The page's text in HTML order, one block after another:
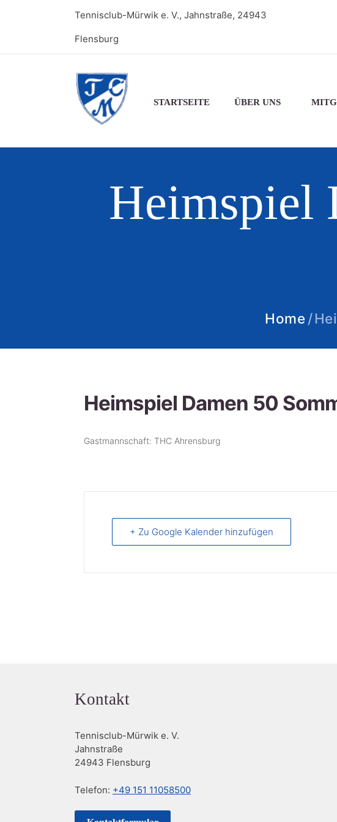
Tennisclub-Mürwik e. V., Jahnstraße, 24943
Flensburg
STARTSEITE ÜBER UNS
Heimspiel
Home
Heimspiel Damen 50
Gastmannschaft: THC Ahrensburg
+ Zu Google Kalender hinzufügen
Kontakt
Tennisclub-Mürwik e. V.
Jahnstraße
24943 Flensburg
Telefon: +49 151 11058500